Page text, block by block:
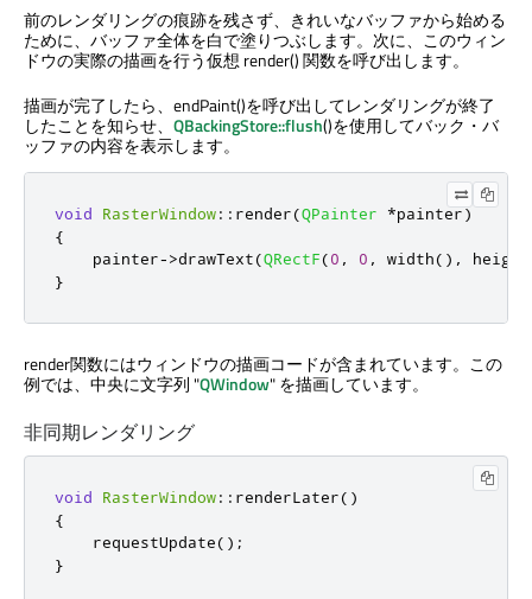
前のレンダリングの痕跡を残さず、きれいなバッファから始める
ために、バッファ全体を白で塗りつぶします。次に、このウィン
ドウの実際の描画を行う仮想 render() 関数を呼び出します。
描画が完了したら、endPaint()を呼び出してレンダリングが終了
したことを知らせ、 QBackingStore::flush()を使用してバック・バ
ッファの内容を表示します。
void RasterWindow:: render(QPainter *painter)
{
    painter
->drawText(QRectF(0 , 0 , width() , height
}
render関数にはウィンドウの描画コードが含まれています。この
例では、中央に文字列 "QWindow" を描画しています。
非同期レンダリング
void RasterWindow:: renderLater()
{
    requestUpdate
();
}